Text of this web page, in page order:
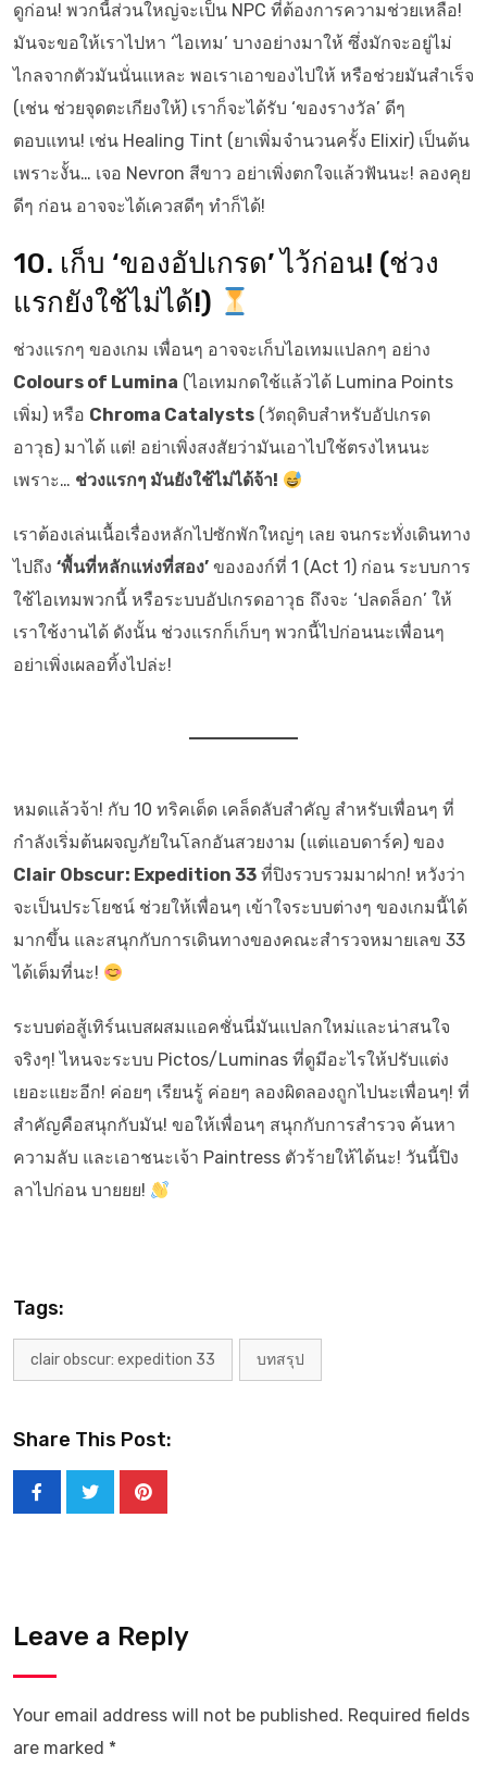
ดูก่อน! พวกนี้ส่วนใหญ่จะเป็น NPC ที่ต้องการความช่วยเหลือ!
มันจะขอให้เราไปหา ‘ไอเทม’ บางอย่างมาให้ ซึ่งมักจะอยู่ไม่
ไกลจากตัวมันนั่นแหละ พอเราเอาของไปให้ หรือช่วยมันสำเร็จ
(เช่น ช่วยจุดตะเกียงให้) เราก็จะได้รับ ‘ของรางวัล’ ดีๆ
ตอบแทน! เช่น Healing Tint (ยาเพิ่มจำนวนครั้ง Elixir) เป็นต้น
เพราะงั้น… เจอ Nevron สีขาว อย่าเพิ่งตกใจแล้วฟันนะ! ลองคุย
ดีๆ ก่อน อาจจะได้เควสดีๆ ทำก็ได้!
10. เก็บ ‘ของอัปเกรด’ ไว้ก่อน! (ช่วง
แรกยังใช้ไม่ได้!)
ช่วงแรกๆ ของเกม เพื่อนๆ อาจจะเก็บไอเทมแปลกๆ อย่าง
Colours of Lumina (ไอเทมกดใช้แล้วได้ Lumina Points
เพิ่ม) หรือ Chroma Catalysts (วัตถุดิบสำหรับอัปเกรด
อาวุธ) มาได้ แต่! อย่าเพิ่งสงสัยว่ามันเอาไปใช้ตรงไหนนะ
เพราะ… ช่วงแรกๆ มันยังใช้ไม่ได้จ้า!
เราต้องเล่นเนื้อเรื่องหลักไปซักพักใหญ่ๆ เลย จนกระทั่งเดินทาง
ไปถึง ‘พื้นที่หลักแห่งที่สอง’ ขององก์ที่ 1 (Act 1) ก่อน ระบบการ
ใช้ไอเทมพวกนี้ หรือระบบอัปเกรดอาวุธ ถึงจะ ‘ปลดล็อก’ ให้
เราใช้งานได้ ดังนั้น ช่วงแรกก็เก็บๆ พวกนี้ไปก่อนนะเพื่อนๆ
อย่าเพิ่งเผลอทิ้งไปล่ะ!
หมดแล้วจ้า! กับ 10 ทริคเด็ด เคล็ดลับสำคัญ สำหรับเพื่อนๆ ที่
กำลังเริ่มต้นผจญภัยในโลกอันสวยงาม (แต่แอบดาร์ค) ของ
Clair Obscur: Expedition 33 ที่ปิงรวบรวมมาฝาก! หวังว่า
จะเป็นประโยชน์ ช่วยให้เพื่อนๆ เข้าใจระบบต่างๆ ของเกมนี้ได้
มากขึ้น และสนุกกับการเดินทางของคณะสำรวจหมายเลข 33
ได้เต็มที่นะ!
ระบบต่อสู้เทิร์นเบสผสมแอคชั่นนี่มันแปลกใหม่และน่าสนใจ
จริงๆ! ไหนจะระบบ Pictos/Luminas ที่ดูมีอะไรให้ปรับแต่ง
เยอะแยะอีก! ค่อยๆ เรียนรู้ ค่อยๆ ลองผิดลองถูกไปนะเพื่อนๆ! ที่
สำคัญคือสนุกกับมัน! ขอให้เพื่อนๆ สนุกกับการสำรวจ ค้นหา
ความลับ และเอาชนะเจ้า Paintress ตัวร้ายให้ได้นะ! วันนี้ปิง
ลาไปก่อน บายยย!
Tags:
clair obscur: expedition 33 บทสรุป
Share This Post:
Leave a Reply
Your email address will not be published. Required fields
are marked *